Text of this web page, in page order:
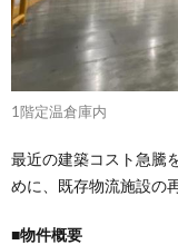
1階定温倉庫内
最近の建築コスト急騰
めに、既存物流施設の
■物件概要